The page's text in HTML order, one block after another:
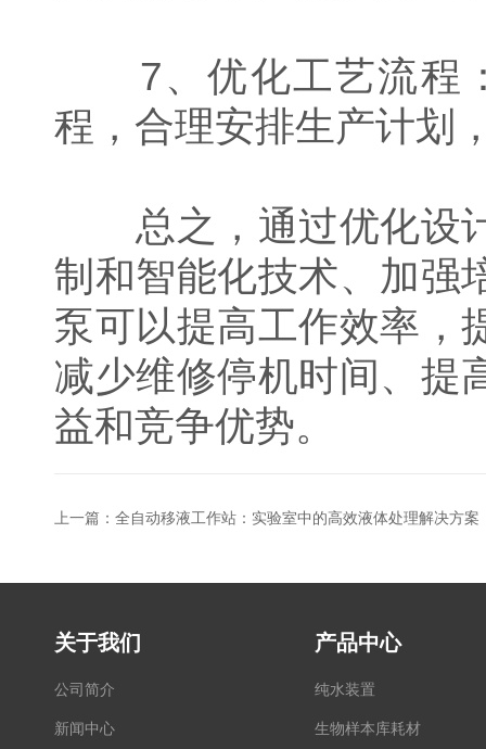
7、优化工艺流程：
程，合理安排生产计划
总之，通过优化设计
制和智能化技术、加强
泵可以提高工作效率，
减少维修停机时间、提
益和竞争优势。
上一篇： 全自动移液工作站：实验室中的高效液体处理解决方案
关于我们
公司简介
新闻中心
产品中心
纯水装置
生物样本库耗材